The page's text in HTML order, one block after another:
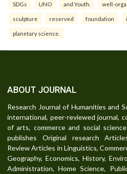
SDGs UNO and Youth. well-
sculpture reserved foundation
planetary science.
ABOUT JOURNAL
Research Journal of Humanities and
international, peer-reviewed journal,
of arts, commerce and social
publishes Original research
Review Articles in Linguistics,
Geography, Economics, History,
Administration, Home Science,